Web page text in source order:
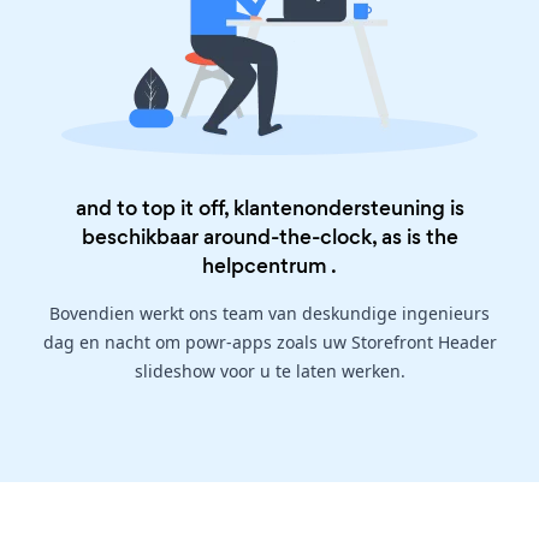
and to top it off, klantenondersteuning is
beschikbaar around-the-clock, as is the
helpcentrum .
Bovendien werkt ons team van deskundige ingenieurs
dag en nacht om powr-apps zoals uw Storefront Header
slideshow voor u te laten werken.